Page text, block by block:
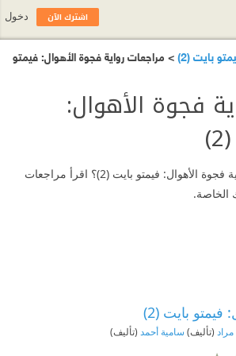
بايت (2)
> مراجعات رواية فجوة الأهوال: فيمتو
فجوة الأهوال:
ماذا كان رأي القرّاء برواية فجوة الأهوال: فيمتو بايت (2)؟ اقرأ مراجعات
الخاصة.
فيمتو بايت (2)
(تأليف) سامية أحمد (تأليف)
اشترك الآن دخول